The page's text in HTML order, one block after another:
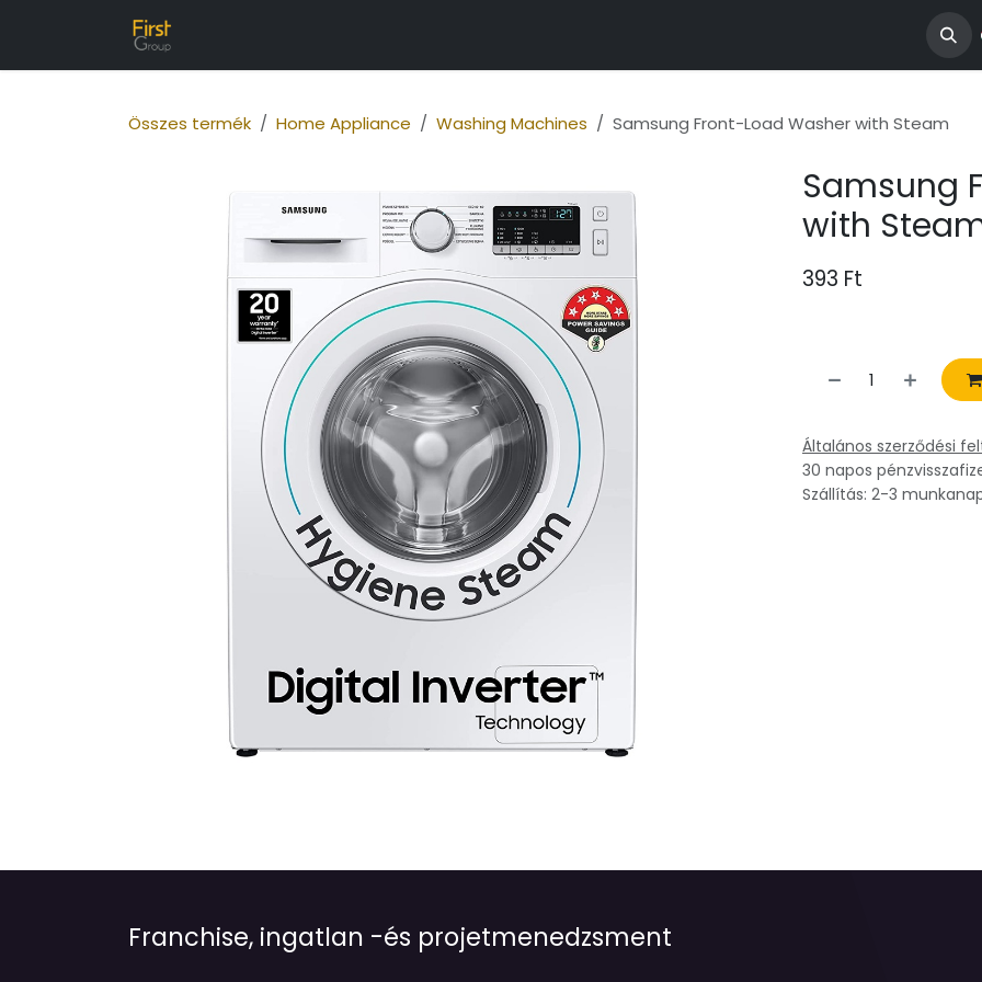
Összes termék Home Appliance Washing Machines Samsung Front-Load Washer with Steam
Samsung
with
393 Ft
Általános szerződési
30 napos
Szállítás: 2-3
Franchise, ingatlan -és projetmenedzsment